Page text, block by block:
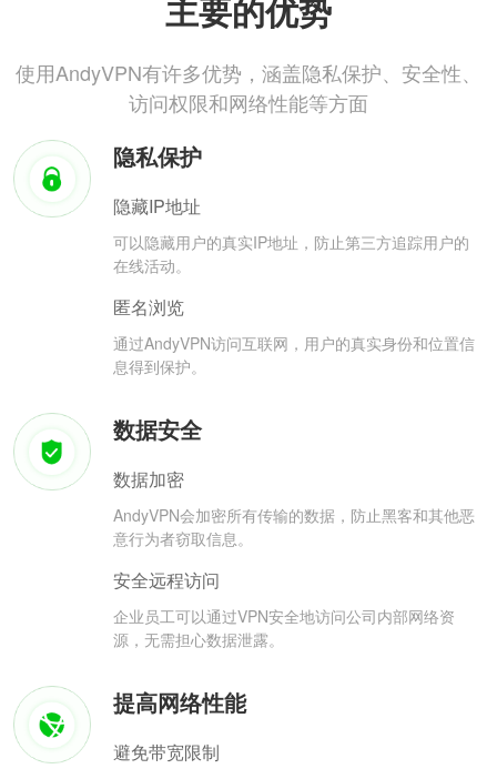
主要的优势
使用AndyVPN有许多优势，涵盖隐私保护、安全性、
访问权限和网络性能等方面
隐私保护
隐藏IP地址
可以隐藏用户的真实IP地址，防止第三方追踪用户的
在线活动。
匿名浏览
通过AndyVPN访问互联网，用户的真实身份和位置信
息得到保护。
数据安全
数据加密
AndyVPN会加密所有传输的数据，防止黑客和其他恶
意行为者窃取信息。
安全远程访问
企业员工可以通过VPN安全地访问公司内部网络资
源，无需担心数据泄露。
提高网络性能
避免带宽限制